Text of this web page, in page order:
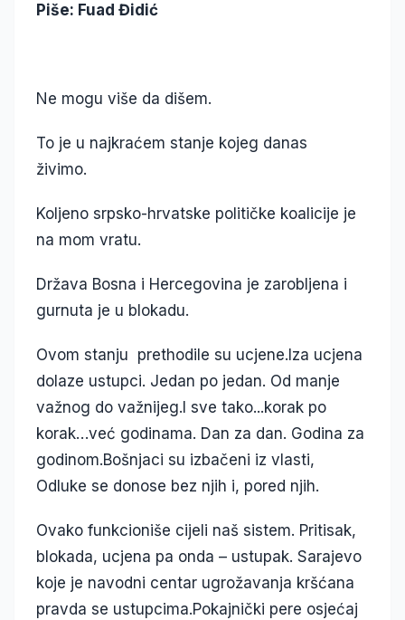
Piše: Fuad Đidić
Ne mogu više da dišem.
To je u najkraćem stanje kojeg danas
živimo.
Koljeno srpsko-hrvatske političke koalicije je
na mom vratu.
Država Bosna i Hercegovina je zarobljena i
gurnuta je u blokadu.
Ovom stanju prethodile su ucjene.Iza ucjena
dolaze ustupci. Jedan po jedan. Od manje
važnog do važnijeg.I sve tako...korak po
korak…već godinama. Dan za dan. Godina za
godinom.Bošnjaci su izbačeni iz vlasti,
Odluke se donose bez njih i, pored njih.
Ovako funkcioniše cijeli naš sistem. Pritisak,
blokada, ucjena pa onda – ustupak. Sarajevo
koje je navodni centar ugrožavanja kršćana
pravda se ustupcima.Pokajnički pere osjećaj